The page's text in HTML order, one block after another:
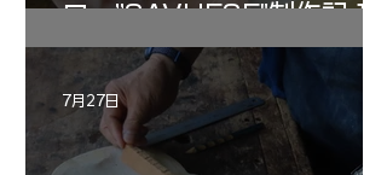
ロ ”SAVUESE"制作記１2
7月27日